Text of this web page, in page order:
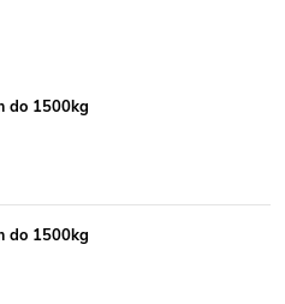
do 1500kg
do 1500kg